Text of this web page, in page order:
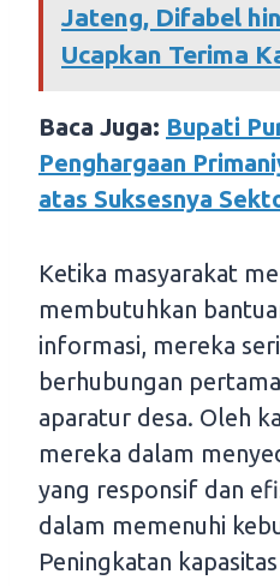
Jateng, Difabel
Ucapkan Terima
Baca Juga: Bupati
Penghargaan
atas Suksesnya
Ketika masyarakat
membutuhkan
informasi, mereka
berhubungan
aparatur desa. Oleh
mereka dalam
yang responsif dan
dalam memenuhi
Peningkatan